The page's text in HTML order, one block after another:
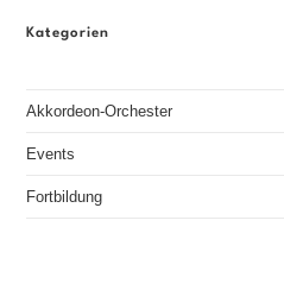
Kategorien
Akkordeon-Orchester
Events
Fortbildung